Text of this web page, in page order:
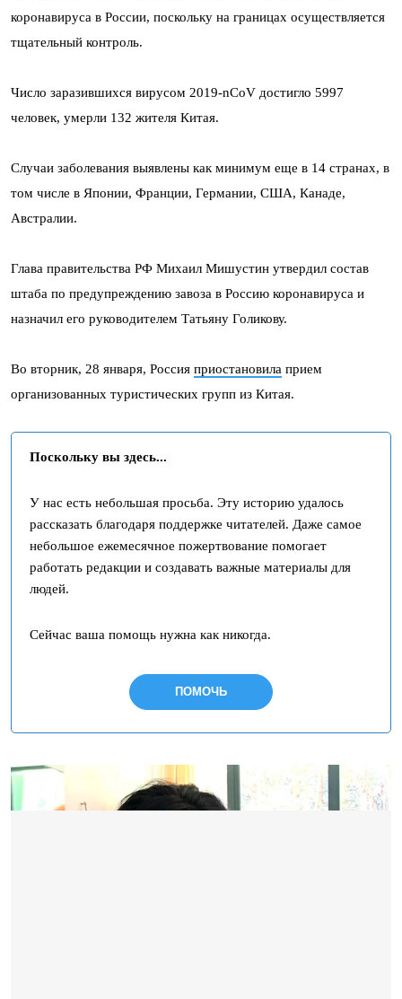
коронавируса в России, поскольку на границах осуществляется
тщательный контроль.
Число заразившихся вирусом 2019-nCoV достигло 5997
человек, умерли 132 жителя Китая.
Случаи заболевания выявлены как минимум еще в 14 странах, в
том числе в Японии, Франции, Германии, США, Канаде,
Австралии.
Глава правительства РФ Михаил Мишустин утвердил состав
штаба по предупреждению завоза в Россию коронавируса и
назначил его руководителем Татьяну Голикову.
Во вторник, 28 января, Россия приостановила прием
организованных туристических групп из Китая.
Поскольку вы здесь...
У нас есть небольшая просьба. Эту историю удалось
рассказать благодаря поддержке читателей. Даже самое
небольшое ежемесячное пожертвование помогает
работать редакции и создавать важные материалы для
людей.
Сейчас ваша помощь нужна как никогда.
ПОМОЧЬ